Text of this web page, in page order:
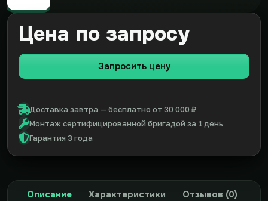
Цена по запросу
Запросить цену
Доставка завтра — бесплатно от 30 000 ₽
Монтаж сертифицированной бригадой за 1 день
Гарантия 3 года
Описание Характеристики Отзывов (0)